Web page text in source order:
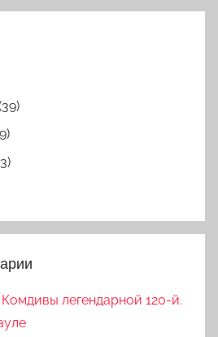
Комдивы легендарной 120-й.